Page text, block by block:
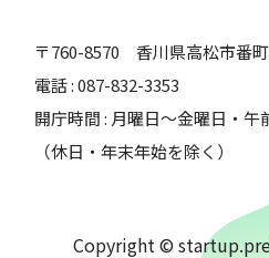
〒760-8570 香川県高松市番
電話 : 087-832-3353
開庁時間 : 月曜日～金曜日・
（休日・年末年始を除く）
Copyright ©